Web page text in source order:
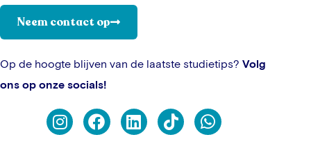
Neem contact op
Op de hoogte blijven van de laatste studietips? Volg
ons op onze socials!